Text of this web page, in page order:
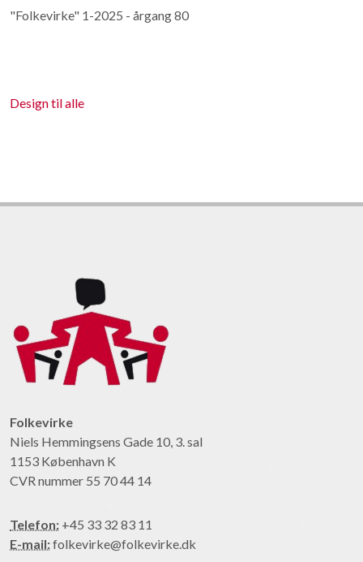
"Folkevirke" 1-2025 - årgang 80
Design til alle
Folkevirke
Niels Hemmingsens Gade 10, 3. sal
1153 København K
CVR nummer 55 70 44 14
Telefon: +45 33 32 83 11
E-mail:folkevirke@folkevirke.dk